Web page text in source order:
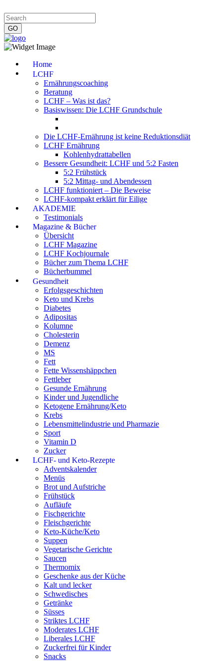
Home
LCHF
Ernährungscoaching
Beratung
LCHF – Was ist das?
Basiswissen: Die LCHF Grundschule
Die LCHF-Ernährung ist keine Reduktionsdiät
LCHF Ernährung
Kohlenhydrattabellen
Bessere Gesundheit: LCHF und 5:2 Fasten
5:2 Frühstück
5:2 Mittag- und Abendessen
LCHF funktioniert – Die Beweise
LCHF-kompakt erklärt für Eilige
AKADEMIE
Testimonials
Magazine & Bücher
Übersicht
LCHF Magazine
LCHF Kochjournale
Bücher zum Thema LCHF
Bücherbummel
Gesundheit
Erfolgsgeschichten
Keto und Krebs
Diabetes
Adipositas
Kolumne
Cholesterin
Demenz
MS
Fett
Fette Wissenshäppchen
Fettleber
Gesunde Ernährung
Kinder und Jugendliche
Ketogene Ernährung/Keto
Krebs
Lebensmittelindustrie und Pharmazie
Sport
Vitamin D
Zucker
LCHF- und Keto-Rezepte
Adventskalender
Menüs
Brot und Aufstriche
Frühstück
Aufläufe
Fischgerichte
Fleischgerichte
Keto-Küche/Keto
Suppen
Vegetarische Gerichte
Saucen
Thermomix
Geschenke aus der Küche
Kalt und lecker
Schwedisches
Getränke
Süsses
Striktes LCHF
Moderates LCHF
Liberales LCHF
Zuckerfrei für Kinder
Snacks